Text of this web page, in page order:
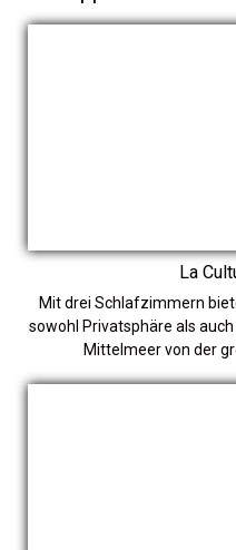
La
Mit drei Schlafzimmern
sowohl Privatsphäre als
Mittelmeer von der